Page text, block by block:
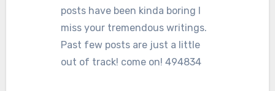
posts have been kinda boring I
miss your tremendous writings.
Past few posts are just a little
out of track! come on! 494834